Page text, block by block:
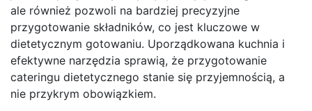
ale również pozwoli na bardziej precyzyjne
przygotowanie składników, co jest kluczowe w
dietetycznym gotowaniu. Uporządkowana kuchnia i
efektywne narzędzia sprawią, że przygotowanie
cateringu dietetycznego stanie się przyjemnością, a
nie przykrym obowiązkiem.